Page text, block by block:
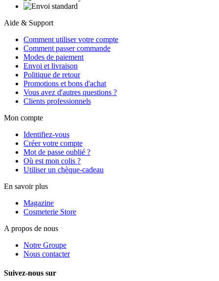
Aide & Support
Comment utiliser votre compte
Comment passer commande
Modes de paiement
Envoi et livraison
Politique de retour
Promotions et bons d'achat
Vous avez d'autres questions ?
Clients professionnels
Mon compte
Identifiez-vous
Créer votre compte
Mot de passe oublié ?
Où est mon colis ?
Utiliser un chèque-cadeau
En savoir plus
Magazine
Cosmeterie Store
A propos de nous
Notre Groupe
Nous contacter
Suivez-nous sur